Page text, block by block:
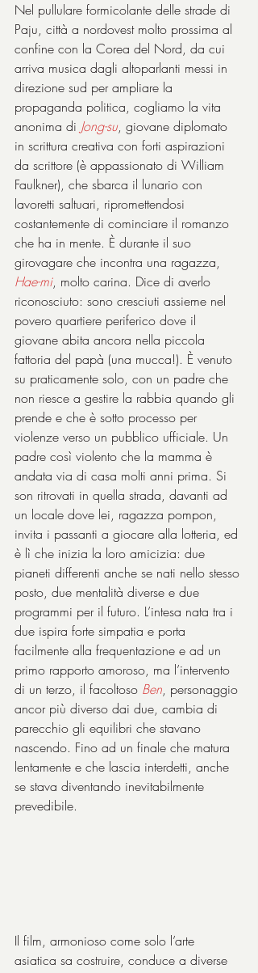
Nel pullulare formicolante delle strade di
Paju, città a nordovest molto prossima al
confine con la Corea del Nord, da cui
arriva musica dagli altoparlanti messi in
direzione sud per ampliare la
propaganda politica, cogliamo la vita
anonima di Jong-su, giovane diplomato
in scrittura creativa con forti aspirazioni
da scrittore (è appassionato di William
Faulkner), che sbarca il lunario con
lavoretti saltuari, ripromettendosi
costantemente di cominciare il romanzo
che ha in mente. È durante il suo
girovagare che incontra una ragazza,
Hae-mi, molto carina. Dice di averlo
riconosciuto: sono cresciuti assieme nel
povero quartiere periferico dove il
giovane abita ancora nella piccola
fattoria del papà (una mucca!). È venuto
su praticamente solo, con un padre che
non riesce a gestire la rabbia quando gli
prende e che è sotto processo per
violenze verso un pubblico ufficiale. Un
padre così violento che la mamma è
andata via di casa molti anni prima. Si
son ritrovati in quella strada, davanti ad
un locale dove lei, ragazza pompon,
invita i passanti a giocare alla lotteria, ed
è lì che inizia la loro amicizia: due
pianeti differenti anche se nati nello stesso
posto, due mentalità diverse e due
programmi per il futuro. L’intesa nata tra i
due ispira forte simpatia e porta
facilmente alla frequentazione e ad un
primo rapporto amoroso, ma l’intervento
di un terzo, il facoltoso Ben, personaggio
ancor più diverso dai due, cambia di
parecchio gli equilibri che stavano
nascendo. Fino ad un finale che matura
lentamente e che lascia interdetti, anche
se stava diventando inevitabilmente
prevedibile.
Il film, armonioso come solo l’arte
asiatica sa costruire, conduce a diverse